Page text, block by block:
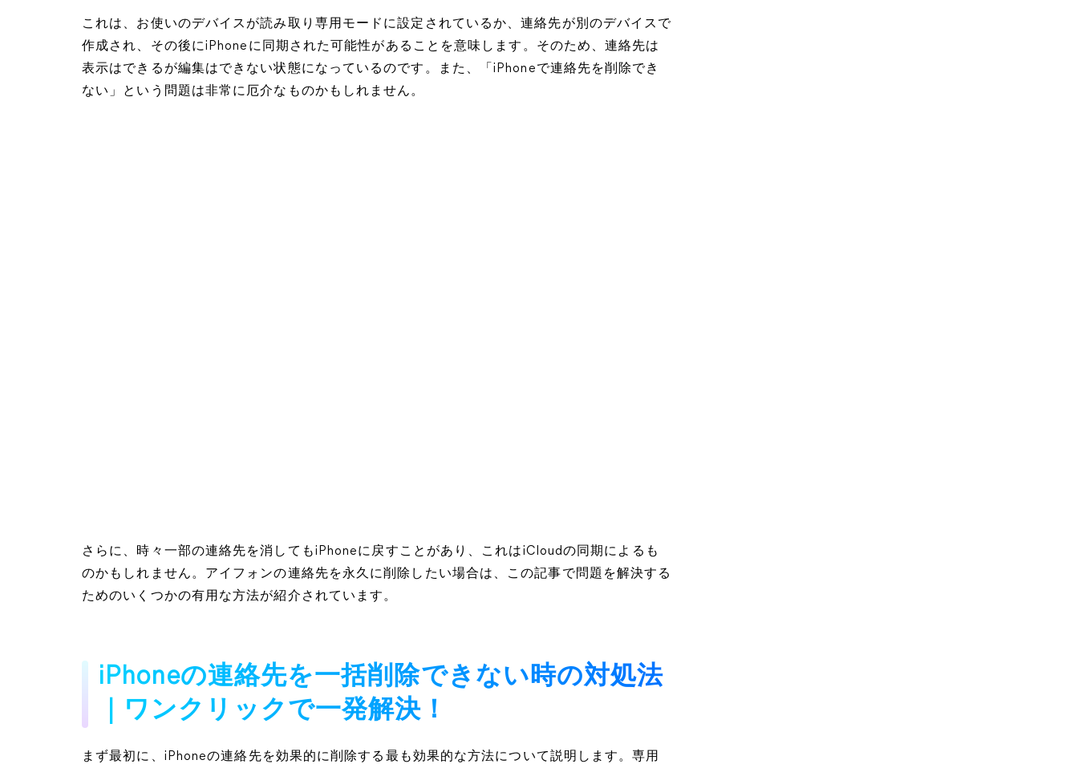
これは、お使いのデバイスが読み取り専用モードに設定されているか、連絡先が別のデバイスで
作成され、その後にiPhoneに同期された可能性があることを意味します。そのため、連絡先は
表示はできるが編集はできない状態になっているのです。また、「iPhoneで連絡先を削除でき
ない」という問題は非常に厄介なものかもしれません。
さらに、時々一部の連絡先を消してもiPhoneに戻すことがあり、これはiCloudの同期によるも
のかもしれません。アイフォンの連絡先を永久に削除したい場合は、この記事で問題を解決する
ためのいくつかの有用な方法が紹介されています。
iPhoneの連絡先を一括削除できない時の対処法
｜ワンクリックで一発解決！
まず最初に、iPhoneの連絡先を効果的に削除する最も効果的な方法について説明します。専用